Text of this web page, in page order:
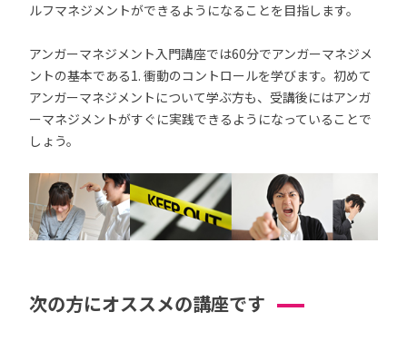
ルフマネジメントができるようになることを目指します。
アンガーマネジメント入門講座では60分でアンガーマネジメ
ントの基本である1. 衝動のコントロールを学びます。初めて
アンガーマネジメントについて学ぶ方も、受講後にはアンガ
ーマネジメントがすぐに実践できるようになっていることで
しょう。
次の方にオススメの講座です